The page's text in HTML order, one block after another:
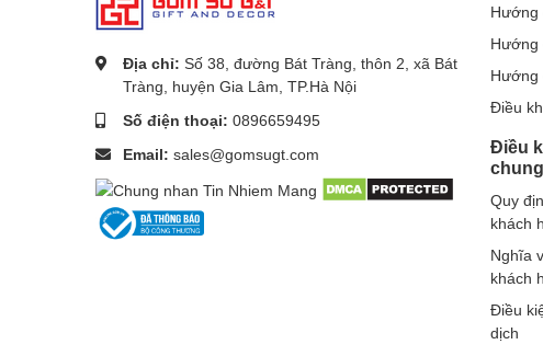
Địa chỉ: Số 38, đường Bát Tràng, thôn 2, xã Bát
Tràng, huyện Gia Lâm, TP.Hà Nội
Số điện thoại: 0896659495
Email: sales@gomsugt.com
Hướng
Hướng
Hướng
Điều
Điều
chung
Quy
khách
Nghĩa
khách
Điều
dịch